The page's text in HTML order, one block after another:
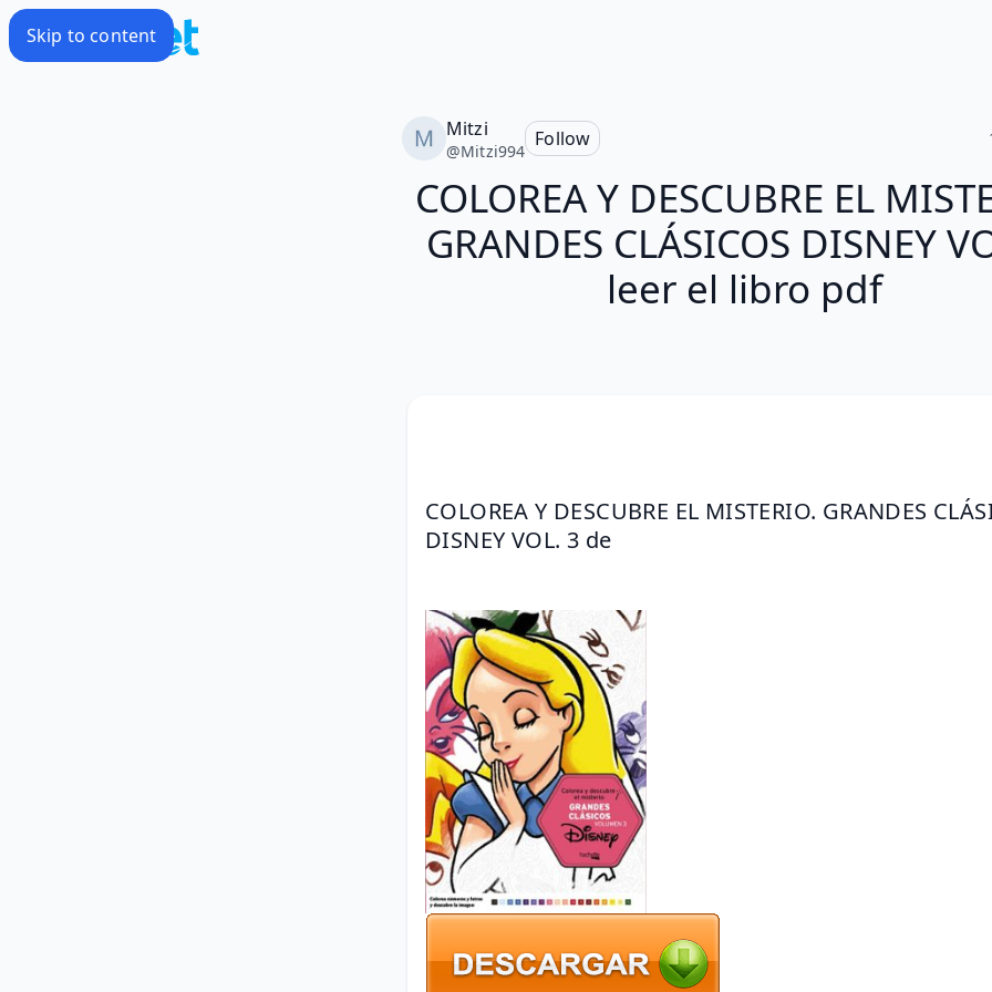
Skip to content
Mitzi
@Mitzi994
Follow
COLOREA Y DESCUBRE EL
GRANDES CLÁSICOS DISNEY
leer el libro pdf
COLOREA Y DESCUBRE EL MISTERIO. GRANDES
DISNEY VOL. 3 de